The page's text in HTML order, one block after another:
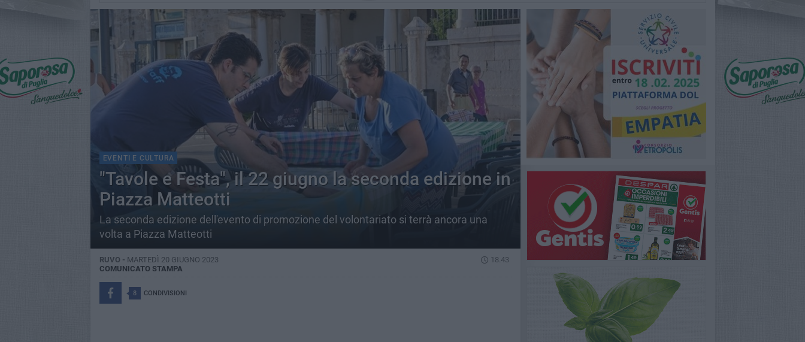
EVENTI E CULTURA
"Tavole e Festa", il 22 giugno la seconda edizione in
Piazza Matteotti
La seconda edizione dell'evento di promozione del volontariato si terrà ancora una
volta a Piazza Matteotti
RUVO - MARTEDÌ 20 GIUGNO 2023
18.43
COMUNICATO STAMPA
8 CONDIVISIONI